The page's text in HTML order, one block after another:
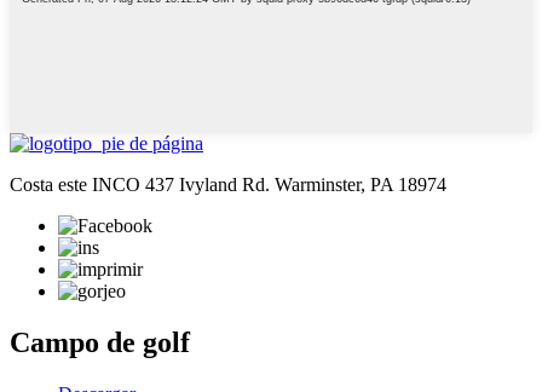
Costa este INCO 437 Ivyland Rd. Warminster, PA 18974
Campo de golf